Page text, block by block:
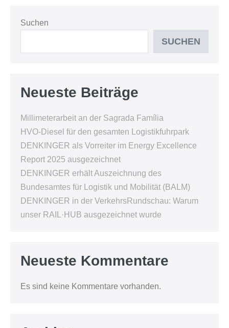
Suchen
SUCHEN
Neueste Beiträge
Millimeterarbeit an der Sagrada Família
HVO-Diesel für den gesamten Logistikfuhrpark
DENKINGER als Vorreiter im Energy Excellence
Report 2025 ausgezeichnet
DENKINGER erhält Auszeichnung des
Bundesamtes für Logistik und Mobilität (BALM)
DENKINGER in der VerkehrsRundschau: Warum
unser RAIL·HUB ausgezeichnet wurde
Neueste Kommentare
Es sind keine Kommentare vorhanden.